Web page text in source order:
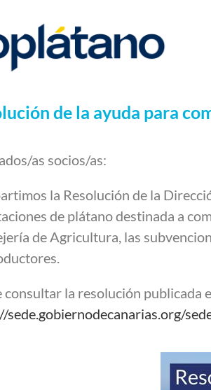
de la ayuda para
as socios/as:
la Resolución de la
de plátano destinada a
de Agricultura, las
consultar la resolución publicada
sede.gobiernodecanarias.org/